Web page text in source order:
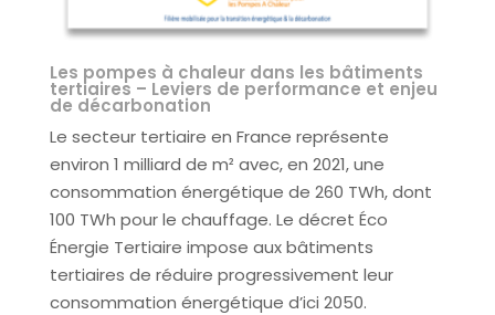
Les pompes à chaleur dans les bâtiments
tertiaires – Leviers de performance et enjeu
de décarbonation
Le secteur tertiaire en France représente
environ 1 milliard de m² avec, en 2021, une
consommation énergétique de 260 TWh, dont
100 TWh pour le chauffage. Le décret Éco
Énergie Tertiaire impose aux bâtiments
tertiaires de réduire progressivement leur
consommation énergétique d’ici 2050.